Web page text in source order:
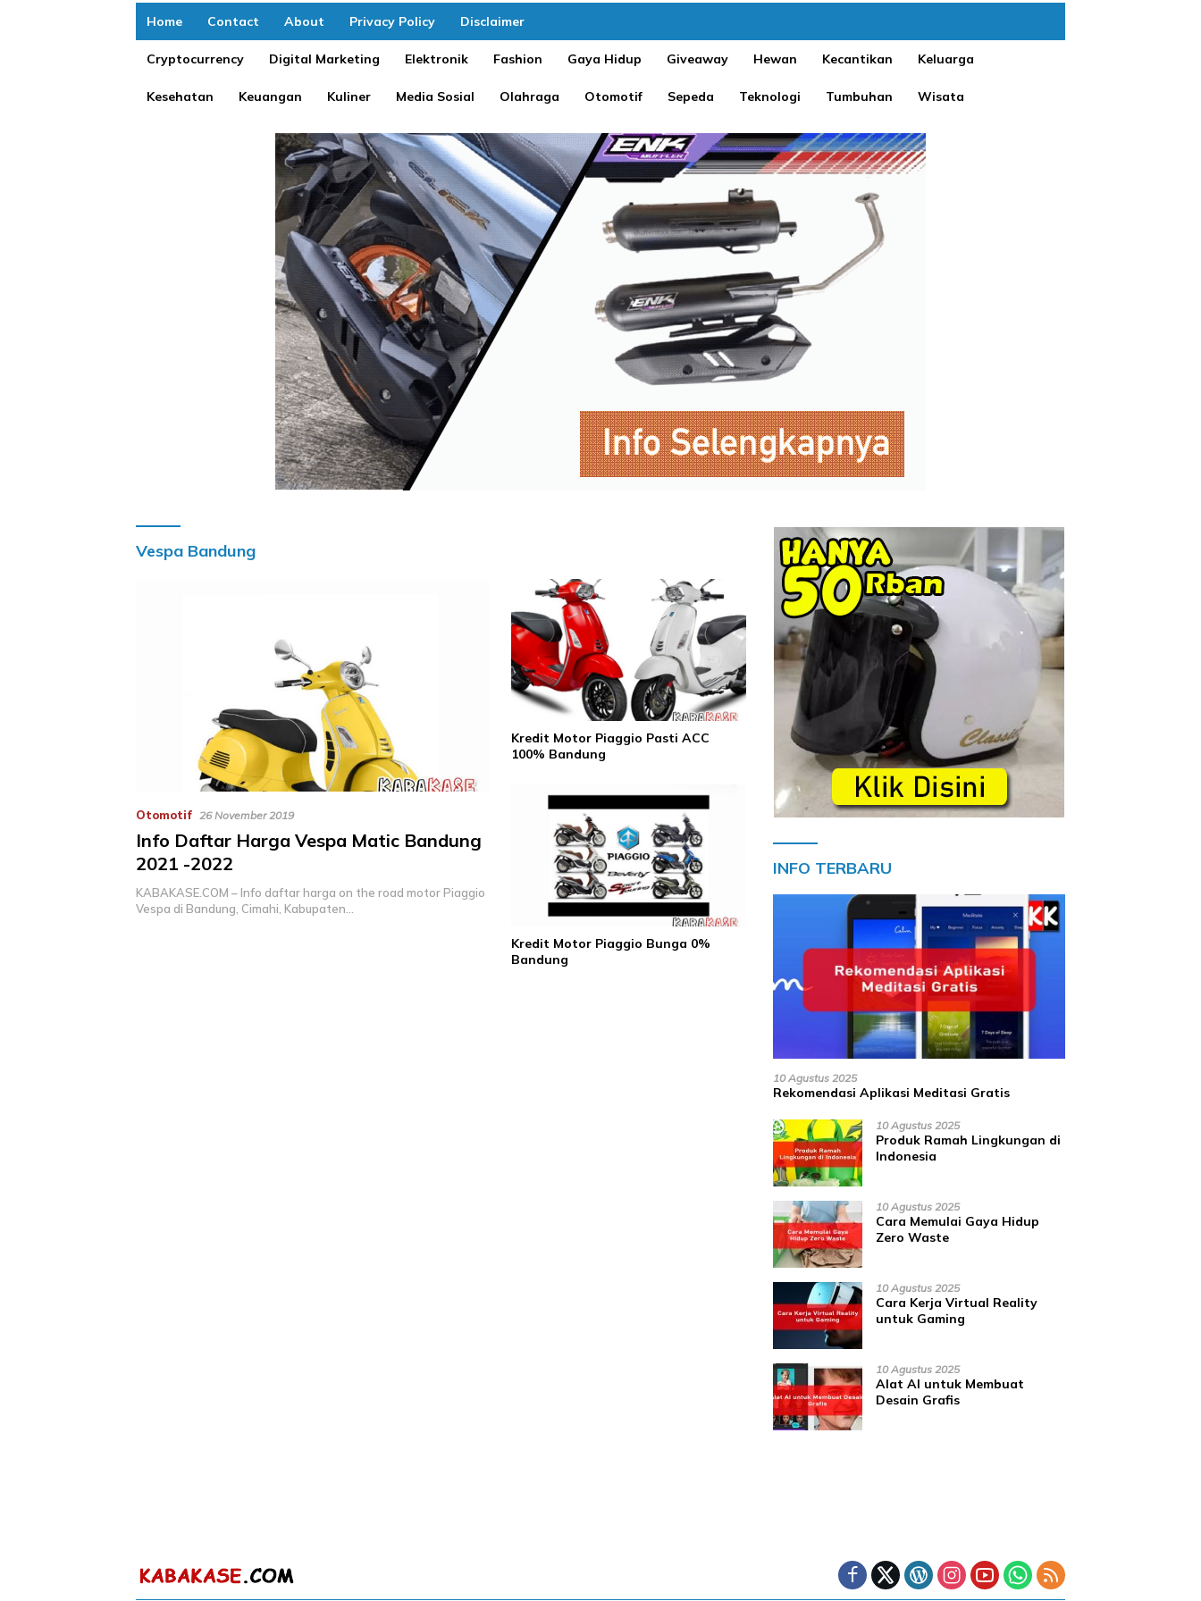
Home Contact About Privacy Policy Disclaimer
Cryptocurrency Digital Marketing Elektronik Fashion Gaya Hidup Giveaway Hewan Kecantikan Keluarga
Kesehatan Keuangan Kuliner Media Sosial Olahraga Otomotif Sepeda Teknologi Tumbuhan Wisata
Vespa Bandung
Otomotif 26 November 2019
Info Daftar Harga Vespa Matic Bandung
2021 -2022
KABAKASE.COM – Info daftar harga on the road motor Piaggio
Vespa di Bandung, Cimahi, Kabupaten…
Kredit Motor Piaggio Pasti ACC
100% Bandung
Kredit Motor Piaggio Bunga 0%
Bandung
INFO TERBARU
10 Agustus 2025
Rekomendasi Aplikasi Meditasi Gratis
10 Agustus 2025
Produk Ramah Lingkungan di
Indonesia
10 Agustus 2025
Cara Memulai Gaya Hidup
Zero Waste
10 Agustus 2025
Cara Kerja Virtual Reality
untuk Gaming
10 Agustus 2025
Alat AI untuk Membuat
Desain Grafis